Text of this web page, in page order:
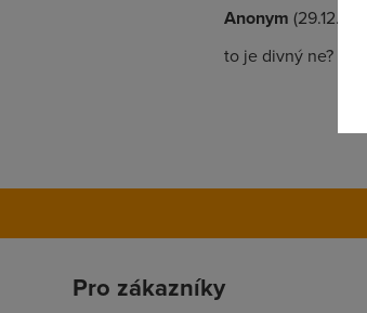
Anonym
to je divný ne?
Pro zákazníky